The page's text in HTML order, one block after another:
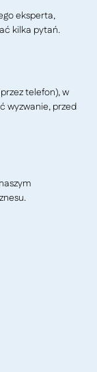
eksperta,
kilka pytań.
telefon), w
wyzwanie, przed